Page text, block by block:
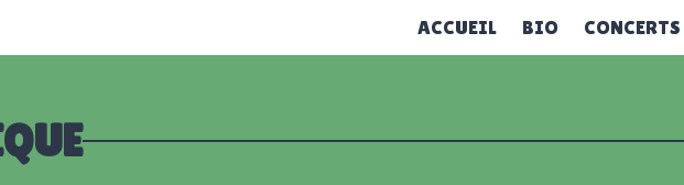
ACCUEIL BIO CONCERTS